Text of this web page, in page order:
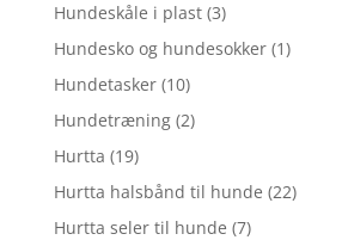
Hundeskåle i plast (3)
Hundesko og hundesokker (1)
Hundetasker (10)
Hundetræning (2)
Hurtta (19)
Hurtta halsbånd til hunde (22)
Hurtta seler til hunde (7)